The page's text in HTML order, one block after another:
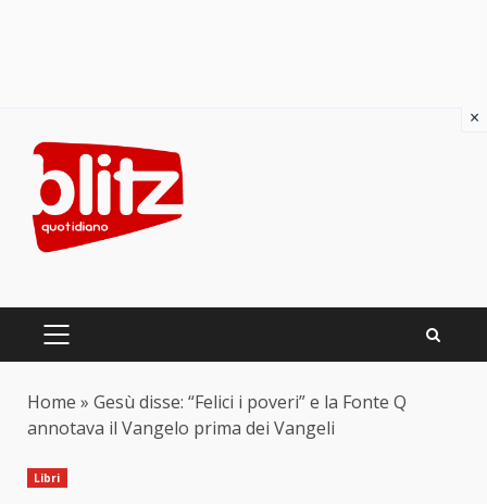
content
PRIMARY
Home » Gesù disse: “Felici i poveri” e la Fonte Q
annotava il Vangelo prima dei Vangeli
Libri
×